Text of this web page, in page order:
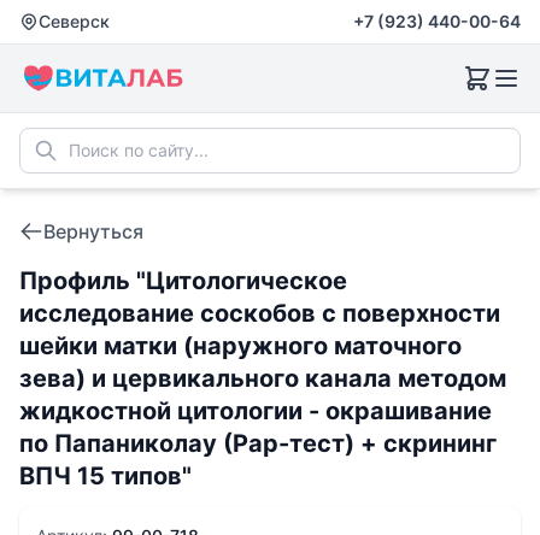
Северск +7 (923) 440-00-64
Вернуться
Профиль "Цитологическое
исследование соскобов с поверхности
шейки матки (наружного маточного
зева) и цервикального канала методом
жидкостной цитологии - окрашивание
по Папаниколау (Рар-тест) + скрининг
ВПЧ 15 типов"